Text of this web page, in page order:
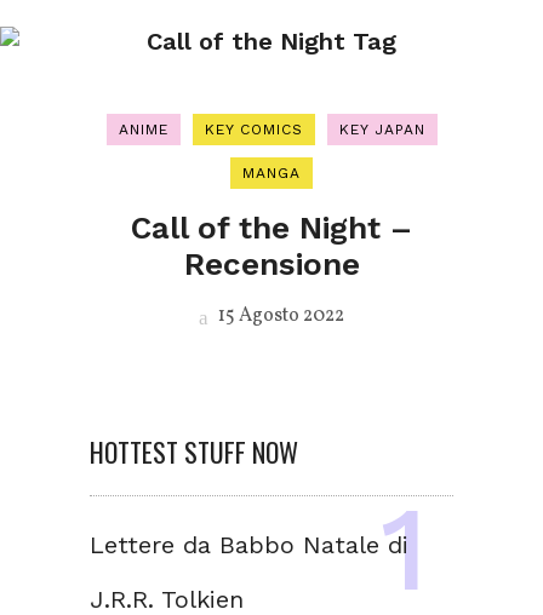
Call of the Night Tag
ANIME KEY COMICS KEY JAPAN
MANGA
Call of the Night –
Recensione
15 Agosto 2022
HOTTEST STUFF NOW
Lettere da Babbo Natale di
J.R.R. Tolkien